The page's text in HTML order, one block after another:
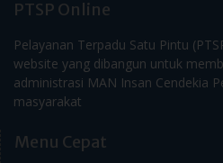
Pelayanan Terpadu Satu Pintu
administrasi MAN Insan Cendekia
masyarakat
Menu Cepat
Juknis SNPDB 2025